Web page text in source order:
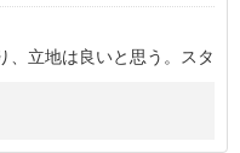
、立地は良いと思う。スタ
があり嬉しい。